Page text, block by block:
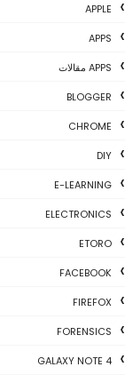
APPLE
APPS
APPS مقالات
BLOGGER
CHROME
DIY
E-LEARNING
ELECTRONICS
ETORO
FACEBOOK
FIREFOX
FORENSICS
GALAXY NOTE 4